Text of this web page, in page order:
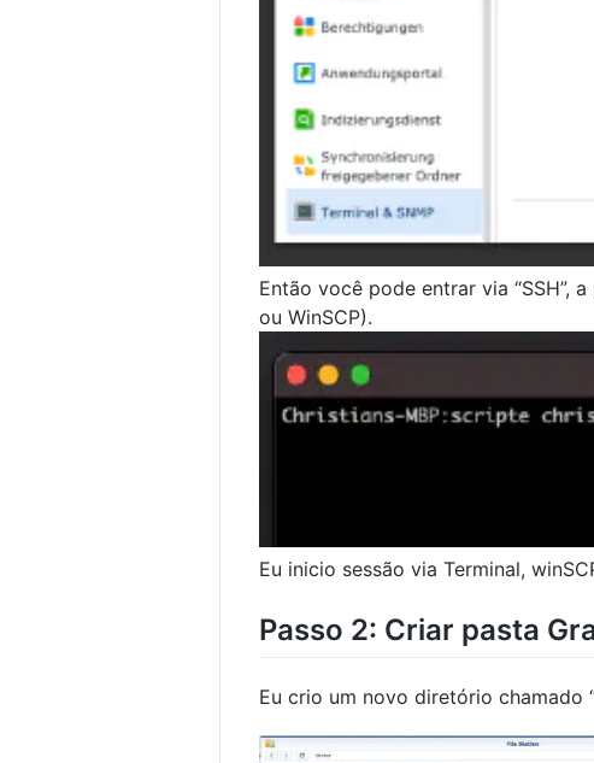
Então você pode entrar via “SSH”,
ou WinSCP).
Eu inicio sessão via Terminal,
Passo 2: Criar pasta
Eu crio um novo diretório chamado